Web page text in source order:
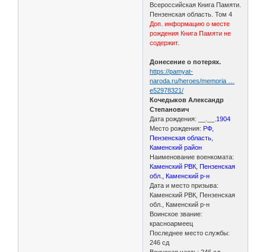
Всероссийская Книга Памяти.
Пензенская область. Том 4
Доп. информацию о месте
рождения Книга Памяти не
содержит.
Донесение о потерях.
https://pamyat-
naroda.ru/heroes/memoria …
e52978321/
Кочедыков Александр
Степанович
Дата рождения: __.__. 1904
Место рождения: РФ,
Пензенская область,
Каменский район
Наименование военкомата:
Каменский РВК, Пензенская
обл., Каменский р-н
Дата и место призыва:
Каменский РВК, Пензенская
обл., Каменский р-н
Воинское звание:
красноармеец
Последнее место службы:
246 сд